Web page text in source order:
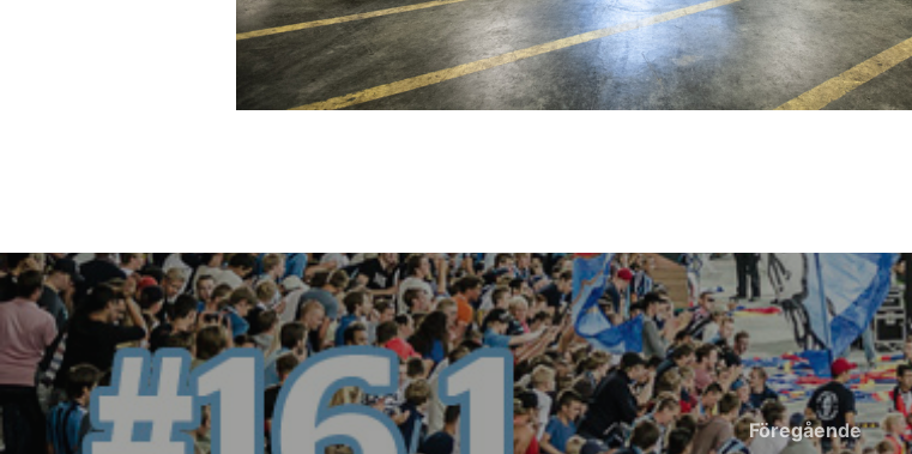
Inläggsnavigering
Föregående
Föregående